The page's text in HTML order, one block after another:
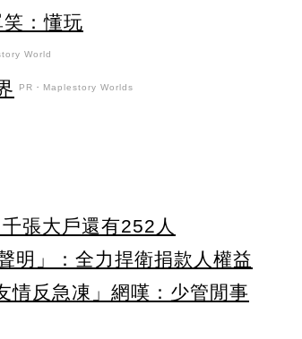
：懂玩
World
PR・Maplestory Worlds
張大戶還有252人
明」：全力捍衛捐款人權益
情反急凍」網嘆：少管閒事